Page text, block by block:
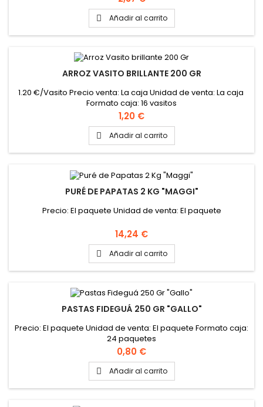
 Añadir al carrito
ARROZ VASITO BRILLANTE 200 GR
1.20 €/Vasito Precio venta: La caja Unidad de venta: La caja
Formato caja: 16 vasitos
Precio
1,20 €
 Añadir al carrito
PURÉ DE PAPATAS 2 KG "MAGGI"
Precio: El paquete Unidad de venta: El paquete
Precio
14,24 €
 Añadir al carrito
PASTAS FIDEGUÁ 250 GR "GALLO"
Precio: El paquete Unidad de venta: El paquete Formato caja:
24 paquetes
Precio
0,80 €
 Añadir al carrito